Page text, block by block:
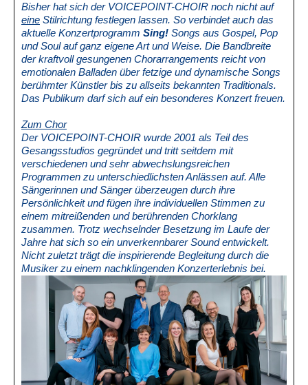
Bisher hat sich der VOICEPOINT-CHOIR noch nicht auf
eine Stilrichtung festlegen lassen. So verbindet auch das
aktuelle Konzertprogramm Sing! Songs aus Gospel, Pop
und Soul auf ganz eigene Art und Weise. Die Bandbreite
der kraftvoll gesungenen Chorarrangements reicht von
emotionalen Balladen über fetzige und dynamische Songs
berühmter Künstler bis zu allseits bekannten Traditionals.
Das Publikum darf sich auf ein besonderes Konzert freuen.
Zum Chor
Der VOICEPOINT-CHOIR wurde 2001 als Teil des
Gesangsstudios gegründet und tritt seitdem mit
verschiedenen und sehr abwechslungsreichen
Programmen zu unterschiedlichsten Anlässen auf. Alle
Sängerinnen und Sänger überzeugen durch ihre
Persönlichkeit und fügen ihre individuellen Stimmen zu
einem mitreißenden und berührenden Chorklang
zusammen. Trotz wechselnder Besetzung im Laufe der
Jahre hat sich so ein unverkennbarer Sound entwickelt.
Nicht zuletzt trägt die inspirierende Begleitung durch die
Musiker zu einem nachklingenden Konzerterlebnis bei.